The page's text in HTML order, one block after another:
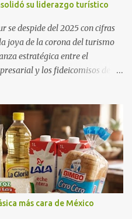
su liderazgo turístico
se despide del 2025 con cifras
joya de la corona del turismo
estratégica entre el
y los fideicomisos de
Las proyecciones para
con un promedio estatal
sorpresa del año la ha dado el
las expectativas con un
impulsado por el interés
Le siguen destinos
72% promedio (esperando
66%. Loreto: 58%. Mulegé:
más cara de México